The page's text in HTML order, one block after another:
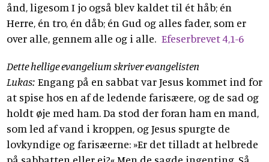
ånd, ligesom I jo også blev kaldet til ét håb; én
Herre, én tro, én dåb; én Gud og alles fader, som er
over alle, gennem alle og i alle. Efeserbrevet 4,1-6
Dette hellige evangelium skriver evangelisten
Lukas: Engang på en sabbat var Jesus kommet ind for
at spise hos en af de ledende farisæere, og de sad og
holdt øje med ham. Da stod der foran ham en mand,
som led af vand i kroppen, og Jesus spurgte de
lovkyndige og farisæerne: »Er det tilladt at helbrede